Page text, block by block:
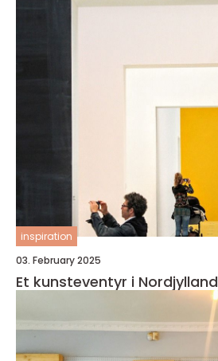
inspiration
03. February 2025
Et kunsteventyr i Nordjylland